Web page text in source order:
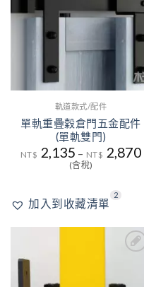
軌道款式/配件
單軌重疊穀倉門五金配件
(單軌雙門)
NT$ 2,135 – NT$ 2,870
(含稅)
加入到收藏清單
2
加入